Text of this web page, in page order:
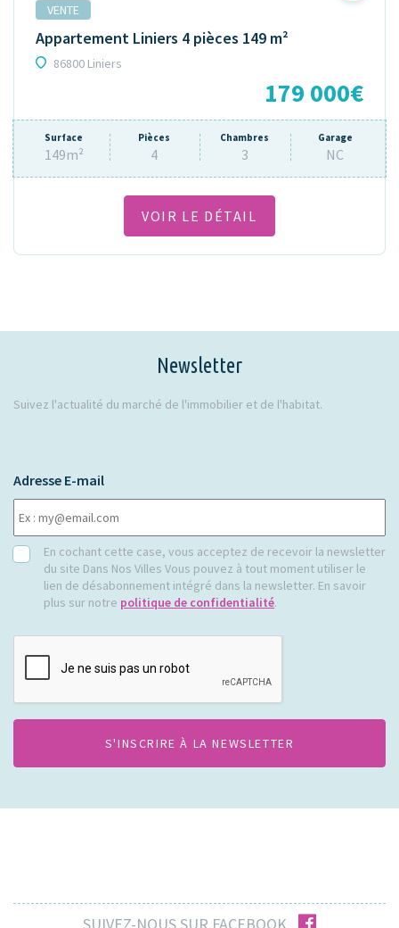
VENTE
Appartement Liniers 4 pièces 149 m²
86800 Liniers
179 000€
Surface
149m²
Pièces
4
Chambres
3
Garage
NC
VOIR LE DÉTAIL
Newsletter
Suivez l'actualité du marché de l'immobilier et de l'habitat.
Adresse E-mail
RGPDEn cochant cette case, vous acceptez de recevoir la newsletter
du site Dans Nos Villes Vous pouvez à tout moment utiliser le
lien de désabonnement intégré dans la newsletter. En savoir
plus sur notre politique de confidentialité.
CAPTCHA
SUIVEZ-NOUS SUR FACEBOOK facebook